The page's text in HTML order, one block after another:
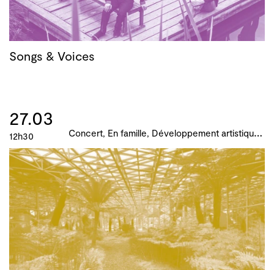
Songs & Voices
27.03
12h30 C
oncert, En famille, Développement artistique et culturel des territoires, Actions culturelles, B!ME 2024